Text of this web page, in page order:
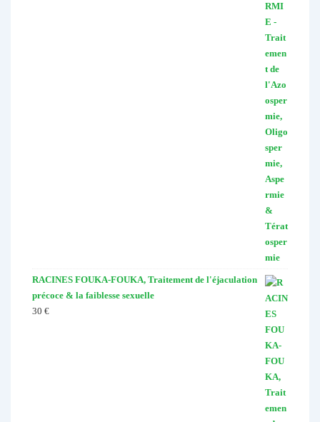
RACINES FOUKA-FOUKA, Traitement de l'éjaculation
précoce & la faiblesse sexuelle
30 €